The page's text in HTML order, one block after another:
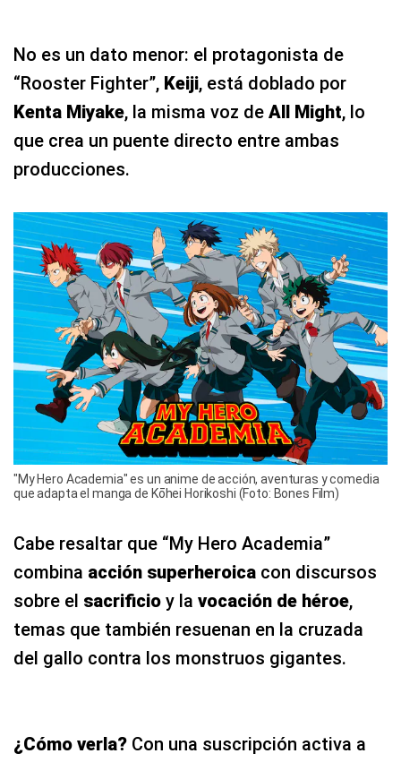
No es un dato menor: el protagonista de
“Rooster Fighter”, Keiji, está doblado por
Kenta Miyake, la misma voz de All Might, lo
que crea un puente directo entre ambas
producciones.
"My Hero Academia" es un anime de acción, aventuras y comedia
que adapta el manga de Kōhei Horikoshi (Foto: Bones Film)
Cabe resaltar que “My Hero Academia”
combina acción superheroica con discursos
sobre el sacrificio y la vocación de héroe,
temas que también resuenan en la cruzada
del gallo contra los monstruos gigantes.
¿Cómo verla? Con una suscripción activa a